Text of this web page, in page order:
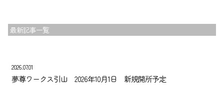
最新記事一覧
2026.07.01
夢尊ワークス引山 2026年10月1日 新規開所予定